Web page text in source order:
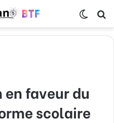
faveur du
scolaire